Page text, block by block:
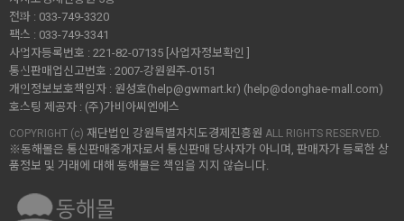
전화 : 033-749-3320
팩스 : 033-749-3341
사업자등록번호 : 221-82-07135 [사업자정보확인 ]
통신판매업신고번호 : 2007-강원원주-0151
개인정보보호책임자 : 원성호(help@gwmart.kr) (help@donghae-mall.com)
호스팅 제공자 : (주)가비아씨엔에스
COPYRIGHT (c) 재단법인 강원특별자치도경제진흥원 ALL RIGHTS RESERVED.
※동해몰은 통신판매중개자로서 통신판매 당사자가 아니며, 판매자가 등록한 상
품정보 및 거래에 대해 동해몰은 책임을 지지 않습니다.